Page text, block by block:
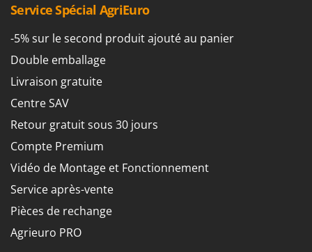
Schnitzer
Seven Italy
Shark
Silky
Simatech
Sirman
Smartwood
Snapper
Service Spécial AgriEuro
-5% sur le second produit ajouté au panier
Double emballage
Livraison gratuite
Centre SAV
Retour gratuit sous 30 jours
Compte Premium
Vidéo de Montage et Fonctionnement
Service après-vente
Pièces de rechange
Agrieuro PRO